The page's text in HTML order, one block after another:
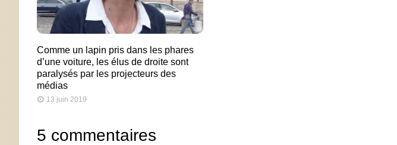
Comme un lapin pris dans les phares
d’une voiture, les élus de droite sont
paralysés par les projecteurs des
médias
13 juin 2019
5 commentaires